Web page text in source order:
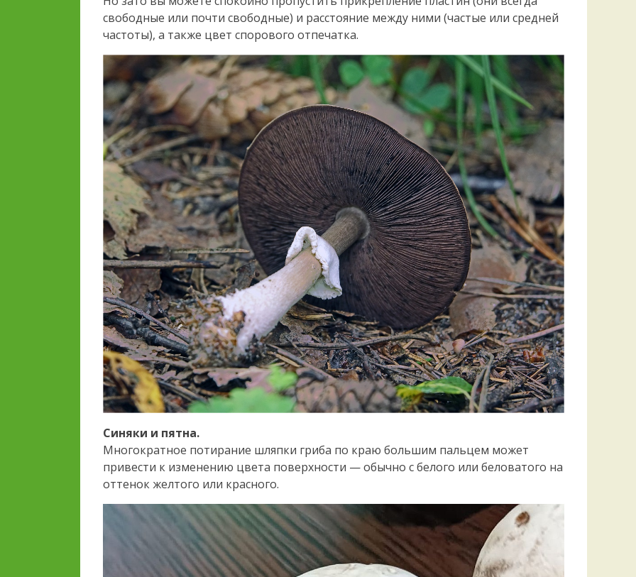
свободные или почти свободные) и расстояние между ними (частые или средней
частоты), а также цвет спорового отпечатка.
Синяки и пятна.
Многократное потирание шляпки гриба по краю большим пальцем может
привести к изменению цвета поверхности — обычно с белого или беловатого на
оттенок желтого или красного.